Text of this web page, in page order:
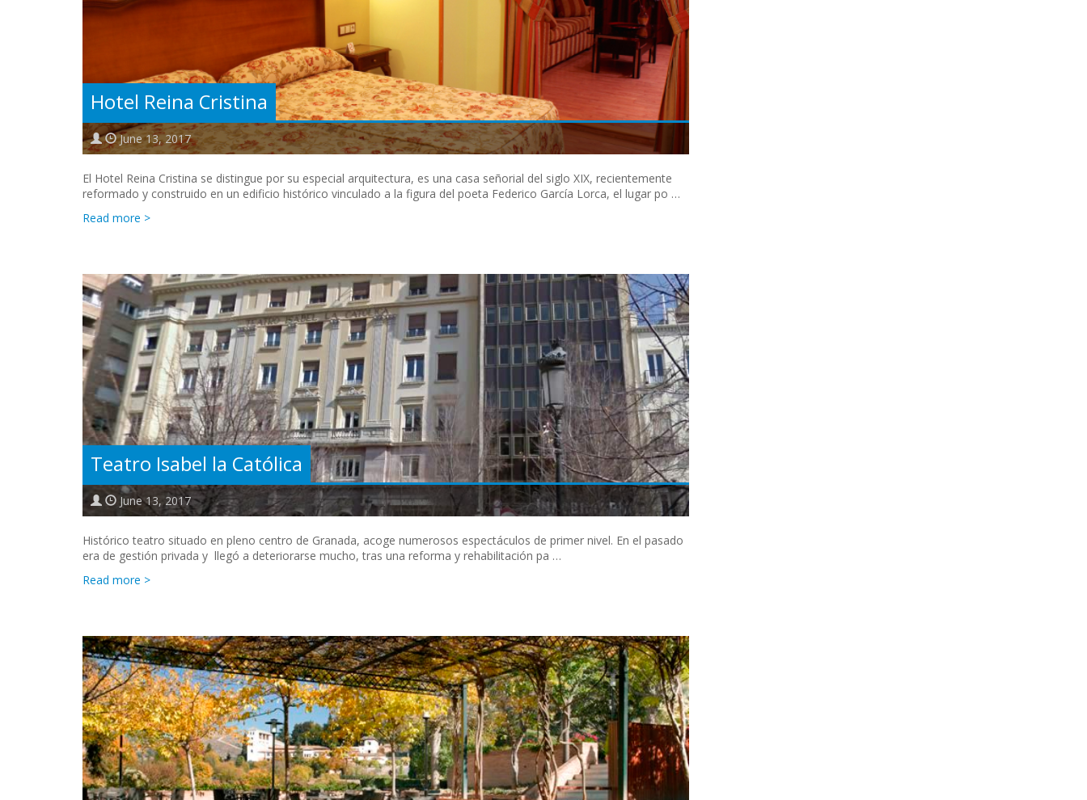
Hotel Reina Cristina
June 13, 2017
El Hotel Reina Cristina se distingue por su especial arquitectura, es una casa señorial del siglo XIX, recientemente
reformado y construido en un edificio histórico vinculado a la figura del poeta Federico García Lorca, el lugar po …
Read more >
Teatro Isabel la Católica
June 13, 2017
Histórico teatro situado en pleno centro de Granada, acoge numerosos espectáculos de primer nivel. En el pasado
era de gestión privada y llegó a deteriorarse mucho, tras una reforma y rehabilitación pa …
Read more >